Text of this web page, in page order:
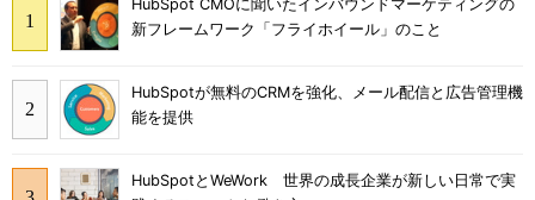
HubSpot CMOに聞いたインバウンドマーケティングの
新フレームワーク「フライホイール」のこと
HubSpotが無料のCRMを強化、メール配信と広告管理機
能を提供
HubSpotとWeWork 世界の成長企業が新しい日常で実